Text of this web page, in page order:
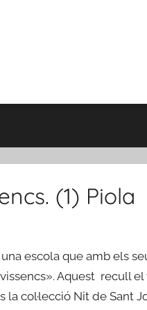
(1) Piola
una escola que amb els
Aquest recull el
la col·lecció Nit de Sant